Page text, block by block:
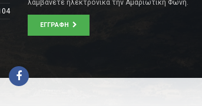
λαμβάνετε ηλεκτρονικά την Αμαριώτικη Φωνή.
ΕΓΓΡΑΦΉ